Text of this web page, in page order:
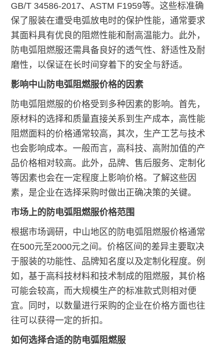
GB/T 34586-2017、ASTM F1959等。这些标准确
保了服装在遭受电弧放电时的保护性能，通常要求
其面料具有优良的阻燃性能和耐高温能力。此外，
防电弧阻燃服还需具备良好的透气性、舒适性及耐
磨性，以保证在长时间穿着下的安全与舒适。
影响中山防电弧阻燃服价格的因素
防电弧阻燃服的价格受到多种因素的影响。首先，
原材料的选择和质量直接关系到生产成本，高性能
阻燃面料的价格通常较高，其次，生产工艺与技术
也会影响成本。一般而言，高科技、高附加值的产
品价格相对较高。此外，品牌、售后服务、定制化
等因素也会在一定程度上影响价格。了解这些因
素，是企业在选择采购时做出正确决策的关键。
市场上的防电弧阻燃服价格范围
根据市场调研，中山地区的防电弧阻燃服价格通常
在500元至2000元之间。价格区间的差异主要取决
于服装的功能性、品牌知名度以及定制化程度。例
如，基于高科技材料和技术制成的阻燃服，其价格
可能会较高，而大规模生产的标准款式则相对便
宜。同时，以数量进行采购的企业在价格方面也往
往可以获得一定的折扣。
如何选择合适的防电弧阻燃服